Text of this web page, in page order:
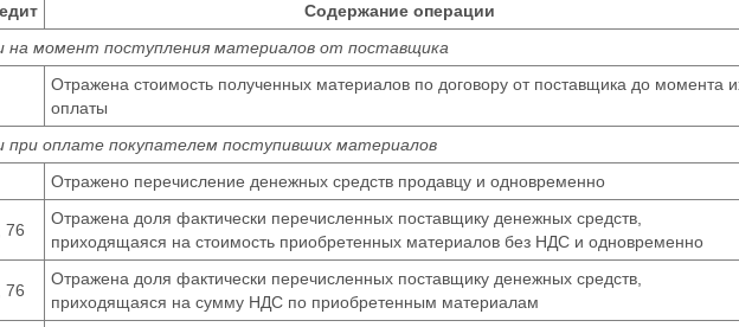
Содержание операции
на момент поступления материалов от поставщика
Отражена стоимость полученных материалов по договору от поставщика до момента
оплаты
при оплате покупателем поступивших материалов
Отражено перечисление денежных средств продавцу и одновременно
76
Отражена доля фактически перечисленных поставщику денежных средств,
приходящаяся на стоимость приобретенных материалов без НДС и одновременно
76
Отражена доля фактически перечисленных поставщику денежных средств,
приходящаяся на сумму НДС по приобретенным материалам